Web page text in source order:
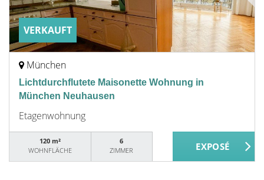
VERKAUFT
München
Lichtdurchflutete Maisonette Wohnung in
München Neuhausen
Etagenwohnung
120 m²
WOHNFLÄCHE
6
ZIMMER